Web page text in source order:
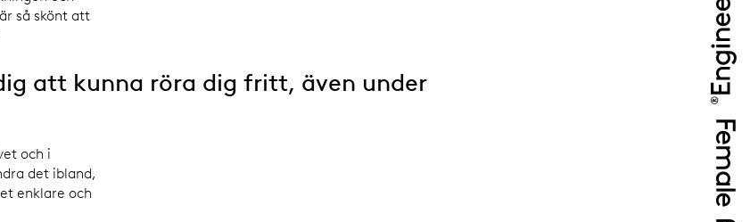
så skönt att
att kunna röra dig fritt, även under
och i
det ibland,
enklare och